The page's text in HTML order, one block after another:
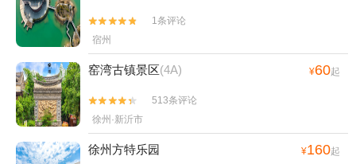


1条评论
宿州
窑湾古镇景区(4A) ¥60起


513条评论
徐州·新沂市
徐州方特乐园 ¥160起